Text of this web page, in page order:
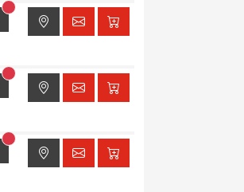
Brak dostępu do lokalizacji
Brak dostępu do lokalizacji
Brak dostępu do lokalizacji